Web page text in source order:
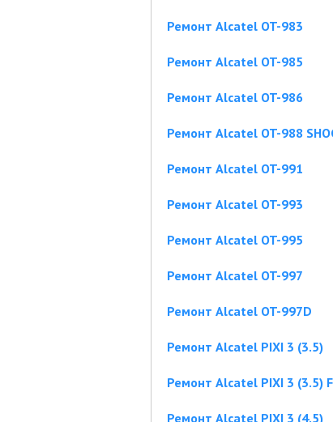
Ремонт Alcatel OT-983
Ремонт Alcatel OT-985
Ремонт Alcatel OT-986
Ремонт Alcatel OT-988
Ремонт Alcatel OT-991
Ремонт Alcatel OT-993
Ремонт Alcatel OT-995
Ремонт Alcatel OT-997
Ремонт Alcatel OT-997D
Ремонт Alcatel PIXI 3 (3.5)
Ремонт Alcatel PIXI 3 (3.5)
Ремонт Alcatel PIXI 3 (4.5)